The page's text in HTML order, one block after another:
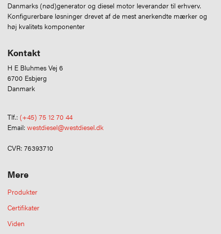
Danmarks (nød)generator og diesel motor leverandør til erhverv.
Konfigurerbare løsninger drevet af de mest anerkendte mærker og
høj kvalitets komponenter
Kontakt
H E Bluhmes Vej 6
6700 Esbjerg
Danmark
Tlf.: (+45) 75 12 70 44
Email: westdiesel@westdiesel.dk
CVR: 76393710
Mere
Produkter
Certifikater
Viden